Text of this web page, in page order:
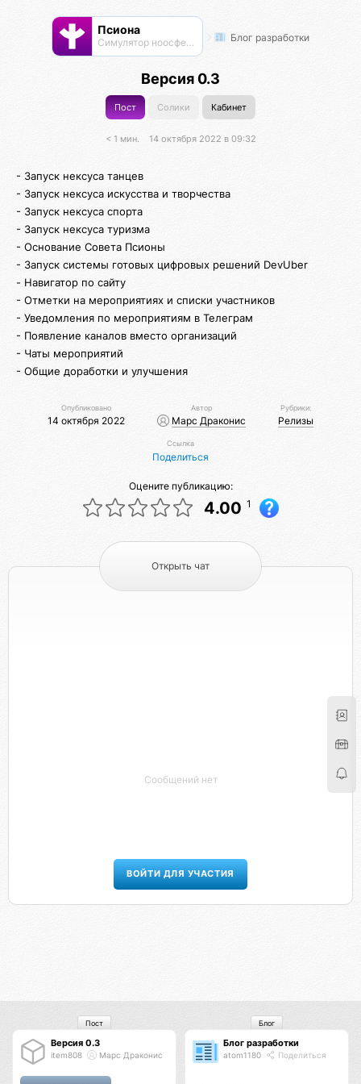
Псиона
Cимулятор ноосферы Блог разработки
Версия 0.3
Пост Солики Кабинет
< 1 мин. 14 октября 2022 в 09:32
- Запуск нексуса танцев
- Запуск нексуса искусства и творчества
- Запуск нексуса спорта
- Запуск нексуса туризма
- Основание Совета Псионы
- Запуск системы готовых цифровых решений DevUber
- Навигатор по сайту
- Отметки на мероприятиях и списки участников
- Уведомления по мероприятиям в Телеграм
- Появление каналов вместо организаций
- Чаты мероприятий
- Общие доработки и улучшения
Опубликовано
14 октября 2022
Автор
Марс Драконис
Рубрики:
Релизы
Ссылка
Поделиться
Оцените публикацию:
4.00 1
Открыть чат
Сообщений нет
ВОЙТИ ДЛЯ УЧАСТИЯ
Версия 0.3
item808 Марс Драконис
Пост
Блог разработки
atom1180 Поделиться
Блог